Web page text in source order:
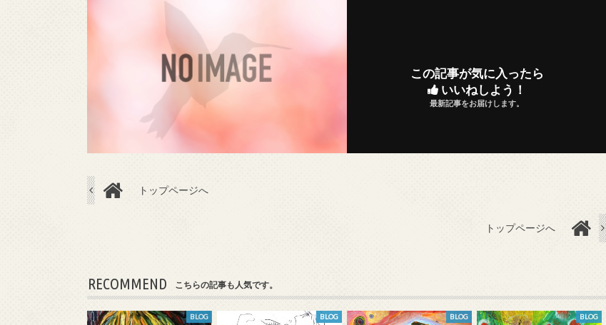
この記事が気に入ったら
いいねしよう！
最新記事をお届けします。
トップページへ
トップページへ
RECOMMEND こちらの記事も人気です。
BLOG BLOG BLOG BLOG